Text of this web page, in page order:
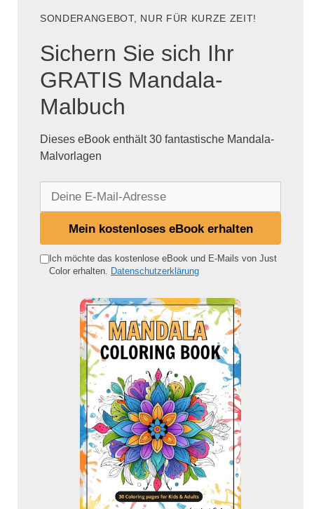
SONDERANGEBOT, NUR FÜR KURZE ZEIT!
Sichern Sie sich Ihr
GRATIS Mandala-
Malbuch
Dieses eBook enthält 30 fantastische Mandala-
Malvorlagen
e
Mein kostenloses eBook erhalten
Ich möchte das kostenlose eBook und E-Mails von Just
Color erhalten. Datenschutzerklärung